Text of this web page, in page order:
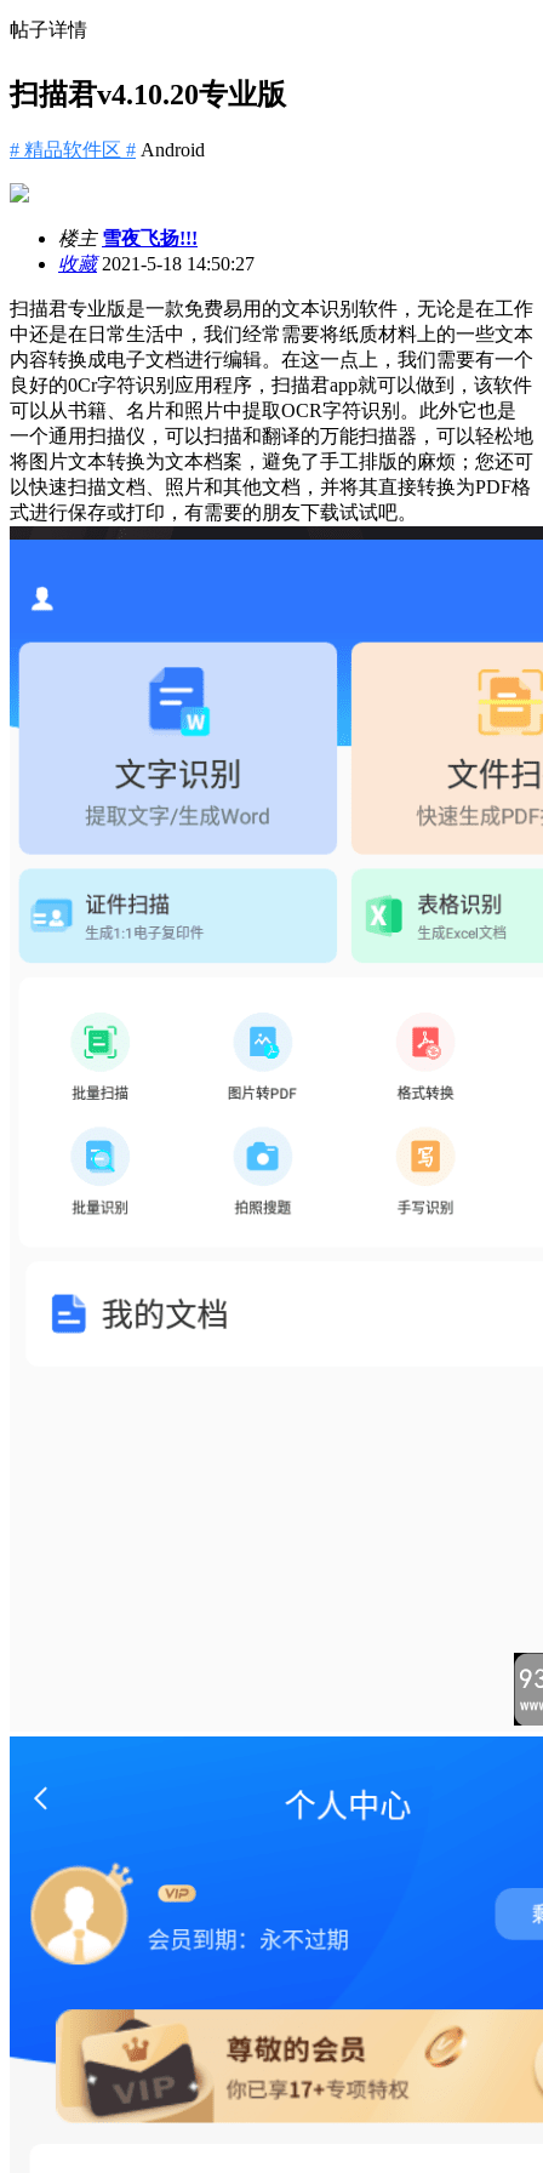
帖子详情
扫描君v4.10.20专业版
# 精品软件区 # Android
楼主 雪夜飞扬!!!
收藏2021-5-18 14:50:27
扫描君专业版是一款免费易用的文本识别软件，无论是在工作
中还是在日常生活中，我们经常需要将纸质材料上的一些文本
内容转换成电子文档进行编辑。在这一点上，我们需要有一个
良好的0Cr字符识别应用程序，扫描君app就可以做到，该软件
可以从书籍、名片和照片中提取OCR字符识别。此外它也是
一个通用扫描仪，可以扫描和翻译的万能扫描器，可以轻松地
将图片文本转换为文本档案，避免了手工排版的麻烦；您还可
以快速扫描文档、照片和其他文档，并将其直接转换为PDF格
式进行保存或打印，有需要的朋友下载试试吧。